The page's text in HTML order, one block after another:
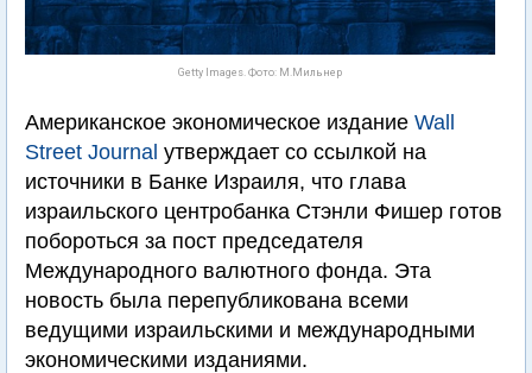
Getty Images. Фото: М.Мильнер
Американское экономическое издание Wall
Street Journal утверждает со ссылкой на
источники в Банке Израиля, что глава
израильского центробанка Стэнли Фишер готов
побороться за пост председателя
Международного валютного фонда. Эта
новость была перепубликована всеми
ведущими израильскими и международными
экономическими изданиями.